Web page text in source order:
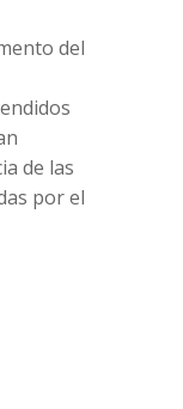
del
de las
por el